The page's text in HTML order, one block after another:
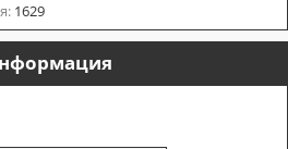
1629